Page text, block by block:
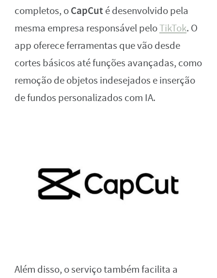
completos, oCapCut é desenvolvido pela
mesma empresa responsável peloTikTok. O
app oferece ferramentas que vão desde
cortes básicos até funções avançadas, como
remoção de objetos indesejados e inserção
de fundos personalizados com IA.
Além disso, o serviço também facilita a